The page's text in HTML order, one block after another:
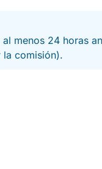
menos 24 horas
la comisión).